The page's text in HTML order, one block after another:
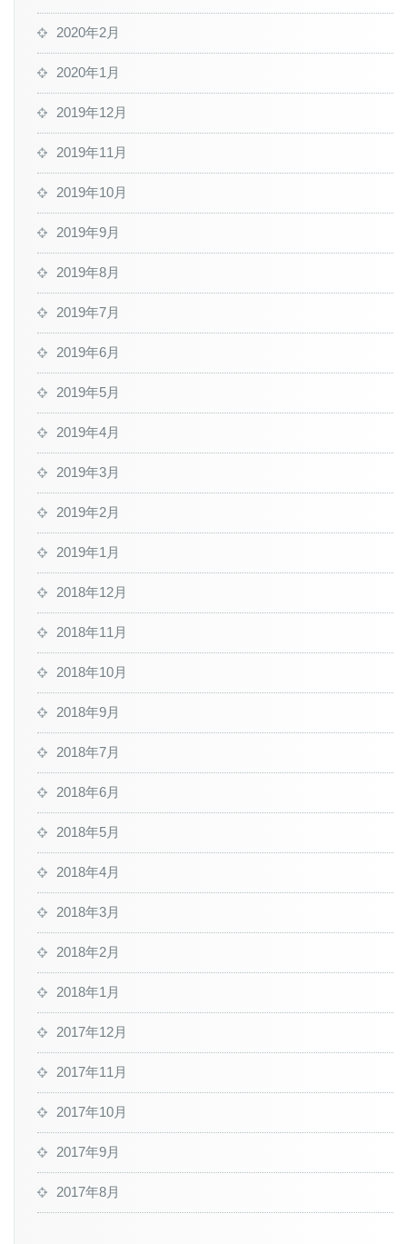
2020年2月
2020年1月
2019年12月
2019年11月
2019年10月
2019年9月
2019年8月
2019年7月
2019年6月
2019年5月
2019年4月
2019年3月
2019年2月
2019年1月
2018年12月
2018年11月
2018年10月
2018年9月
2018年7月
2018年6月
2018年5月
2018年4月
2018年3月
2018年2月
2018年1月
2017年12月
2017年11月
2017年10月
2017年9月
2017年8月